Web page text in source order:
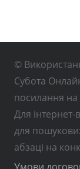
©
Субота
посилання
Для інтернет-
для
абзаці на